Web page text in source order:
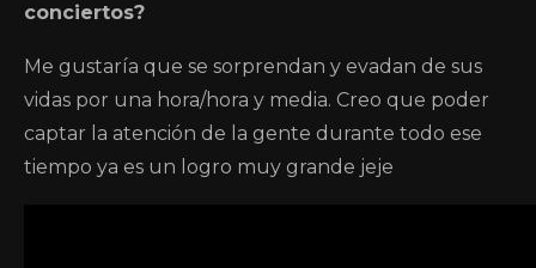
conciertos?
Me gustaría que se sorprendan y evadan de sus
vidas por una hora/hora y media. Creo que poder
captar la atención de la gente durante todo ese
tiempo ya es un logro muy grande jeje